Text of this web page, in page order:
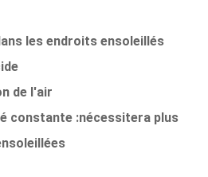
les endroits ensoleillés
de l'air
constante :nécessitera plus